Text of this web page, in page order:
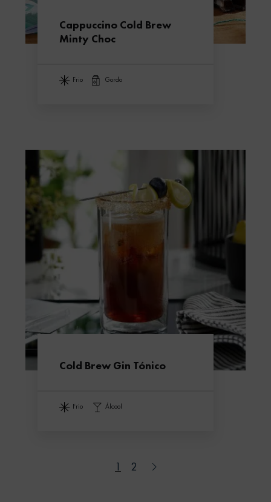
Cappuccino Cold Brew
Minty Choc
frio gordo
Cold Brew Gin Tónico
frio álcool
1 2